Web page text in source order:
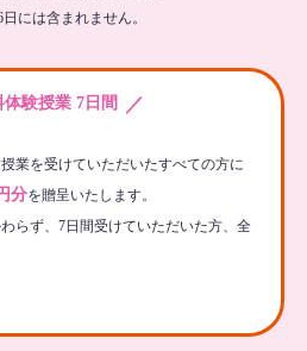
には含まれません。
体験授業 7日間 ／
業を受けていただいたすべての方に
分を贈呈いたします。
らず、7日間受けていただいた方、全